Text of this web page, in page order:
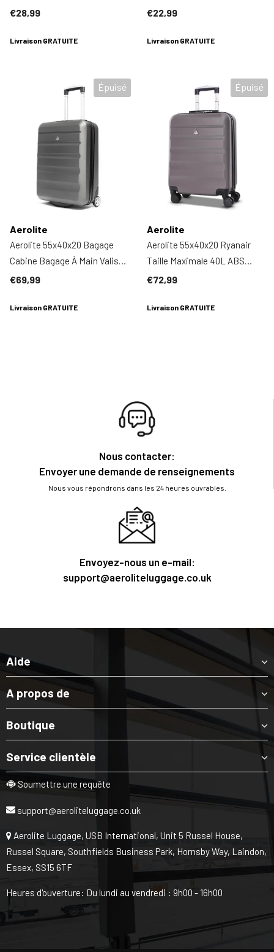
€28,99
Livraison GRATUITE
Cabine Avec 5 Ans De
Premium Bag Holdall Petit
€22,99
Livraison GRATUITE
Épuisé
Aerolite
Aerolite 55x40x20 Bagage
Cabine Bagage À Main Valise
Rigide Légere À 2 Roulettes
€69,99
Livraison GRATUITE
Épuisé
Aerolite
Aerolite 55x40x20 Ryanair
Taille Maximale 40L ABS
Cabine Bagage À Main Valise
Pour Easyjet, Lufthansa Et
€72,99
Livraison GRATUITE
Nous contacter:
Envoyer une demande de renseignements
Nous vous répondrons dans les 24 heures ouvrables.
Envoyez-nous un e-mail:
support@aeroliteluggage.co.uk
Aide
A propos de
Boutique
Service clientèle
Soumettre une requête
support@aeroliteluggage.co.uk
Aerolite Luggage, USB International, Unit 5 Russel House,
Russel Square, Southfields Business Park, Hornsby Way, Laindon,
Essex, SS15 6TF
Heures d'ouverture: Du lundi au vendredi : 9h00 - 16h00